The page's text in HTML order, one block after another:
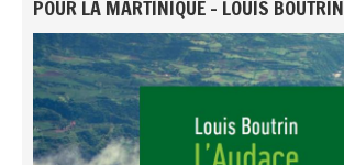
POUR LA MARTINIQUE - LOUIS BOUTRIN